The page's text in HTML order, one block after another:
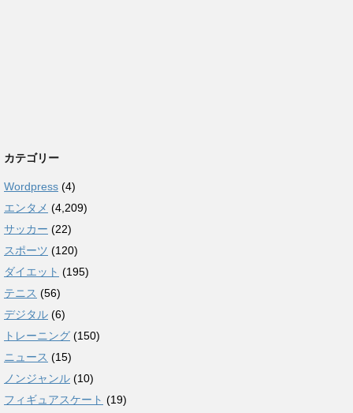
カテゴリー
Wordpress (4)
エンタメ (4,209)
サッカー (22)
スポーツ (120)
ダイエット (195)
テニス (56)
デジタル (6)
トレーニング (150)
ニュース (15)
ノンジャンル (10)
フィギュアスケート (19)